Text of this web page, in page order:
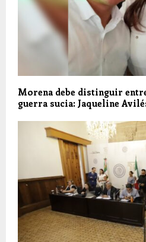
Morena debe distinguir
guerra sucia: Jaqueline